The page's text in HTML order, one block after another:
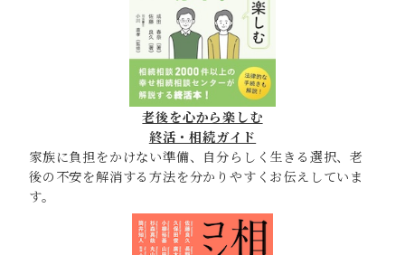
老後を心から楽しむ
終活・相続ガイド
家族に負担をかけない準備、自分らしく生きる選択、老
後の不安を解消する方法を分かりやすくお伝えしていま
す。